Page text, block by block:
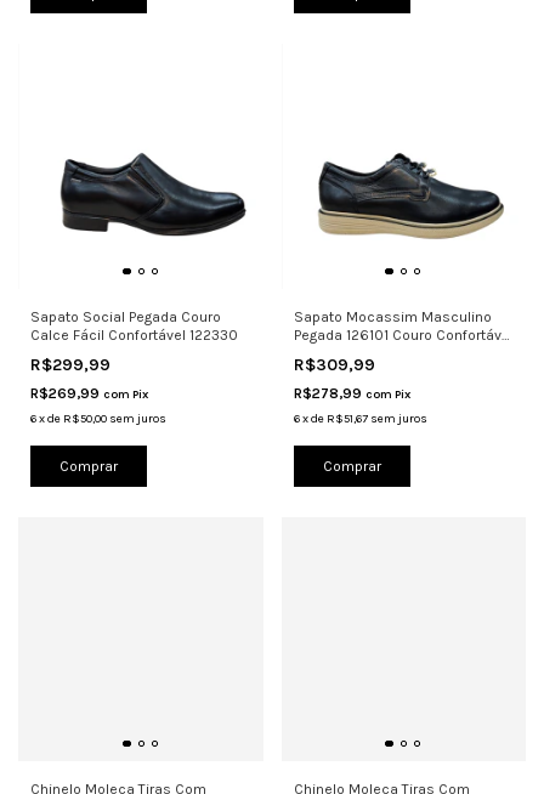
Sapato Social Pegada Couro
Calce Fácil Confortável 122330
R$299,99
R$269,99 com Pix
6xde R$50,00 sem juros
Comprar
Sapato Mocassim Masculino
Pegada 126101 Couro Confortável
R$309,99
R$278,99 com Pix
6 xde R$51,67 sem juros
Comprar
Chinelo Moleca Tiras Com
Chinelo Moleca Tiras Com